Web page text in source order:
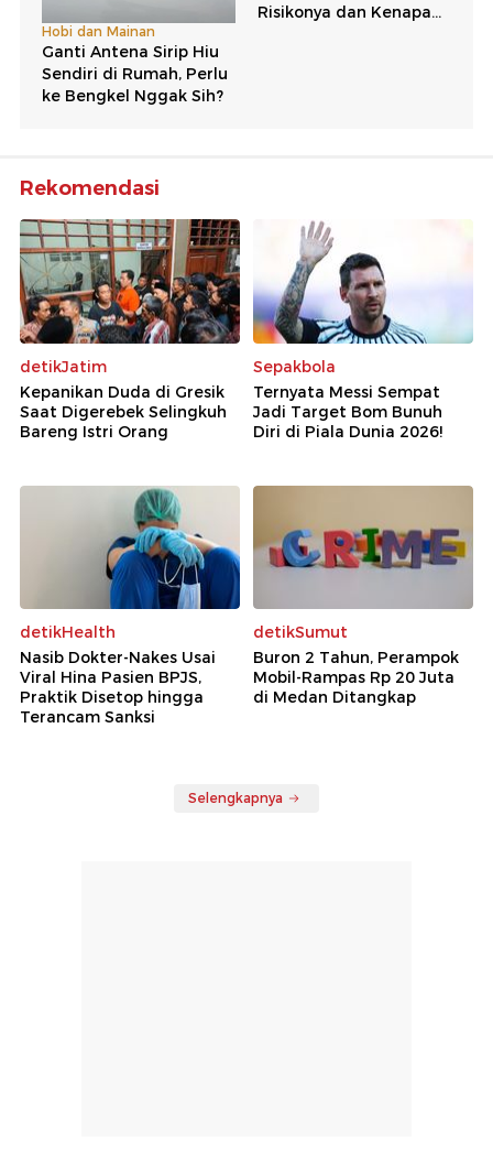
Rekomendasi
detikJatim
Kepanikan Duda di Gresik
Saat Digerebek Selingkuh
Bareng Istri Orang
Sepakbola
Ternyata Messi Sempat
Jadi Target Bom Bunuh
Diri di Piala Dunia 2026!
detikHealth
Nasib Dokter-Nakes Usai
Viral Hina Pasien BPJS,
Praktik Disetop hingga
Terancam Sanksi
detikSumut
Buron 2 Tahun, Perampok
Mobil-Rampas Rp 20 Juta
di Medan Ditangkap
Selengkapnya